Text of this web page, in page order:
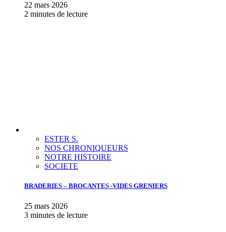
22 mars 2026
2 minutes de lecture
ESTER S.
NOS CHRONIQUEURS
NOTRE HISTOIRE
SOCIETE
BRADERIES – BROCANTES -VIDES GRENIERS
25 mars 2026
3 minutes de lecture